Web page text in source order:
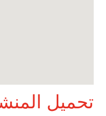
تحميل